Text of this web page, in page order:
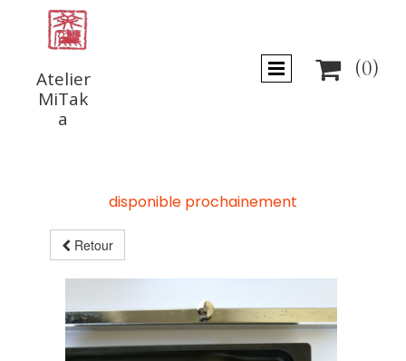
Atelier
MiTak
a
 (0)
disponible prochainement
Retour